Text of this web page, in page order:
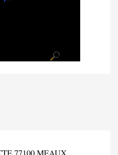
77100 MEAUX